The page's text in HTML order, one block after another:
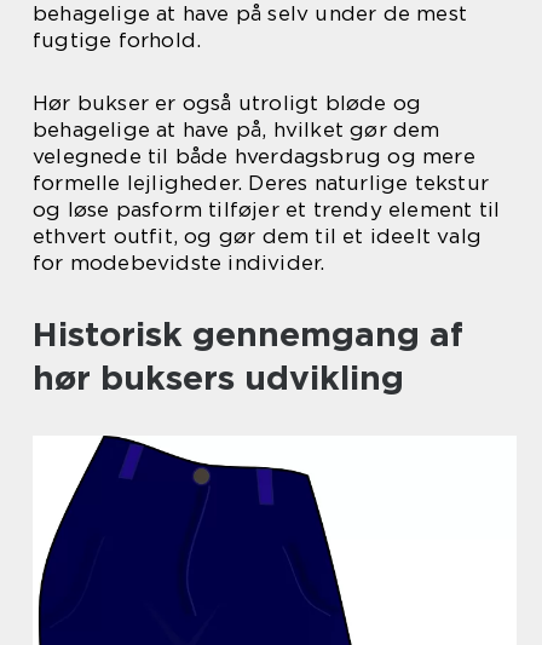
behagelige at have på selv under de mest
fugtige forhold.
Hør bukser er også utroligt bløde og
behagelige at have på, hvilket gør dem
velegnede til både hverdagsbrug og mere
formelle lejligheder. Deres naturlige tekstur
og løse pasform tilføjer et trendy element til
ethvert outfit, og gør dem til et ideelt valg
for modebevidste individer.
Historisk gennemgang af
hør buksers udvikling